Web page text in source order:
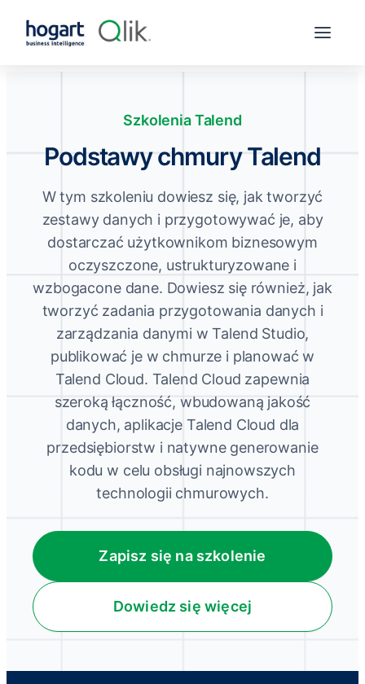
Szkolenia Talend
Podstawy chmury Talend
W tym szkoleniu dowiesz się, jak tworzyć
zestawy danych i przygotowywać je, aby
dostarczać użytkownikom biznesowym
oczyszczone, ustrukturyzowane i
wzbogacone dane. Dowiesz się również, jak
tworzyć zadania przygotowania danych i
zarządzania danymi w Talend Studio,
publikować je w chmurze i planować w
Talend Cloud. Talend Cloud zapewnia
szeroką łączność, wbudowaną jakość
danych, aplikacje Talend Cloud dla
przedsiębiorstw i natywne generowanie
kodu w celu obsługi najnowszych
technologii chmurowych.
Zapisz się na szkolenie
Dowiedz się więcej